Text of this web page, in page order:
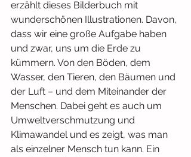
erzählt dieses Bilderbuch mit
wunderschönen Illustrationen. Davon,
dass wir eine große Aufgabe haben
und zwar, uns um die Erde zu
kümmern. Von den Böden, dem
Wasser, den Tieren, den Bäumen und
der Luft – und dem Miteinander der
Menschen. Dabei geht es auch um
Umweltverschmutzung und
Klimawandel und es zeigt, was man
als einzelner Mensch tun kann. Ein